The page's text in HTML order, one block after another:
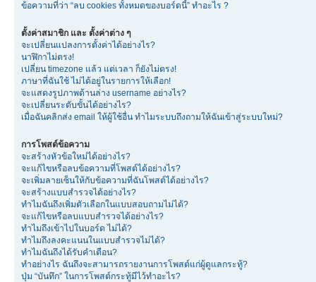
ข้อความที่ว่า “ลบ cookies ทั้งหมดของบอร์ดนี้” ทำอะไร ?
ตั้งค่าสมาชิก และ ตั้งค่าต่าง ๆ
จะเปลี่ยนแปลงการตั้งค่าได้อย่างไร?
นาฬิกาไม่ตรง!
เปลี่ยน timezone แล้ว แต่เวลา ก็ยังไม่ตรง!
ภาษาที่ฉันใช้ ไม่ได้อยู่ในรายการให้เลือก!
จะแสดงรูปภาพด้านล่าง username อย่างไร?
จะเปลี่ยนระดับขั้นได้อย่างไร?
เมื่อฉันคลิกส่ง email ให้ผู้ใช้อื่น ทำไมระบบถึงถามให้ฉันเข้าสู่ระบบใหม่?
การโพสต์ข้อความ
จะสร้างหัวข้อใหม่ได้อย่างไร?
จะแก้ไขหรือลบข้อความที่โพสต์ได้อย่างไร?
จะเพิ่มลายเซ็นให้กับข้อความที่ฉันโพสต์ได้อย่างไร?
จะสร้างแบบสำรวจได้อย่างไร?
ทำไมฉันถึงเพิ่มตัวเลือกในแบบสอบถามไม่ได้?
จะแก้ไขหรือลบแบบสำรวจได้อย่างไร?
ทำไมถึงเข้าไปในบอร์ด ไม่ได้?
ทำไมถึงลงคะแนนในแบบสำรวจไม่ได้?
ทำไมฉันถึงได้รับคำเตือน?
ทำอย่างไร ฉันถึงจะสามารถรายงานการโพสต์แก่ผู้ดูแลกระทู้?
ปุ่ม “บันทึก” ในการโพสต์กระทู้มีไว้ทำอะไร?